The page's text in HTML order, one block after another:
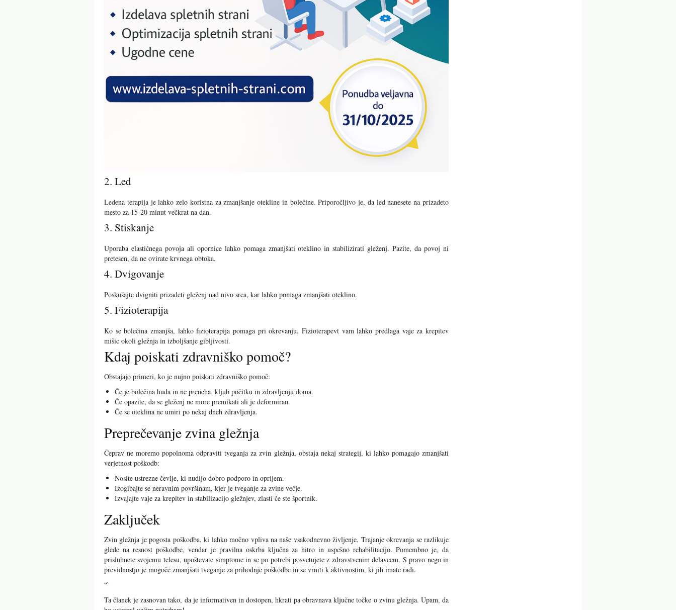
2. Led
Ledena terapija je lahko zelo koristna za zmanjšanje otekline in bolečine. Priporočljivo je, da led nanesete na prizadeto
mesto za 15-20 minut večkrat na dan.
3. Stiskanje
Uporaba elastičnega povoja ali opornice lahko pomaga zmanjšati oteklino in stabilizirati gleženj. Pazite, da povoj ni
pretesen, da ne ovirate krvnega obtoka.
4. Dvigovanje
Poskušajte dvigniti prizadeti gleženj nad nivo srca, kar lahko pomaga zmanjšati oteklino.
5. Fizioterapija
Ko se bolečina zmanjša, lahko fizioterapija pomaga pri okrevanju. Fizioterapevt vam lahko predlaga vaje za krepitev
mišic okoli gležnja in izboljšanje gibljivosti.
Kdaj poiskati zdravniško pomoč?
Obstajajo primeri, ko je nujno poiskati zdravniško pomoč:
Če je bolečina huda in ne preneha, kljub počitku in zdravljenju doma.
Če opazite, da se gleženj ne more premikati ali je deformiran.
Če se oteklina ne umiri po nekaj dneh zdravljenja.
Preprečevanje zvina gležnja
Čeprav ne moremo popolnoma odpraviti tveganja za zvin gležnja, obstaja nekaj strategij, ki lahko pomagajo zmanjšati
verjetnost poškodb:
Nosite ustrezne čevlje, ki nudijo dobro podporo in oprijem.
Izogibajte se neravnim površinam, kjer je tveganje za zvine večje.
Izvajajte vaje za krepitev in stabilizacijo gležnjev, zlasti če ste športnik.
Zaključek
Zvin gležnja je pogosta poškodba, ki lahko močno vpliva na naše vsakodnevno življenje. Trajanje okrevanja se razlikuje
glede na resnost poškodbe, vendar je pravilna oskrba ključna za hitro in uspešno rehabilitacijo. Pomembno je, da
prisluhnete svojemu telesu, upoštevate simptome in se po potrebi posvetujete z zdravstvenim delavcem. S pravo nego in
previdnostjo je mogoče zmanjšati tveganje za prihodnje poškodbe in se vrniti k aktivnostim, ki jih imate radi.
“`
Ta članek je zasnovan tako, da je informativen in dostopen, hkrati pa obravnava ključne točke o zvinu gležnja. Upam, da